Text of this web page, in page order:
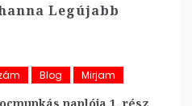
Legújabb
Blog Mirjam
naplója 1. rész